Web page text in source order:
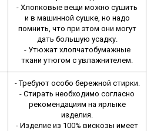
- Хлопковые вещи можно сушить
и в машинной сушке, но надо
помнить, что при этом они могут
дать большую усадку.
- Утюжат хлопчатобумажные
ткани утюгом с увлажнителем.
- Требуют особо бережной стирки.
- Стирать необходимо согласно
рекомендациям на ярлыке
изделия.
- Изделие из 100% вискозы имеет